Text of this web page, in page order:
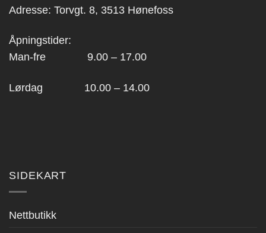
Adresse: Torvgt. 8, 3513 Hønefoss
Åpningstider:
Man-fre 9.00 – 17.00
Lørdag 10.00 – 14.00
SIDEKART
Nettbutikk